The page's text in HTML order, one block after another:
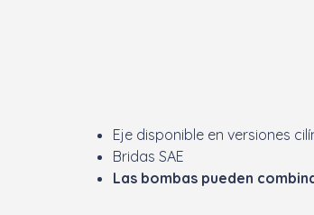
Eje disponible en versiones
Bridas SAE
Las bombas pueden